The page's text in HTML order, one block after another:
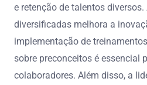
e retenção de talentos
diversificadas melhora a
implementação de
sobre preconceitos é essencial
colaboradores. Além disso, a